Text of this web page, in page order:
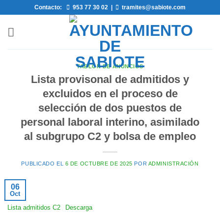
contenido
Contacto: 953 77 30 02 | tramites@sabiote.com
TABLÓN DE ANUNCIOS
Lista provisonal de admitidos y
excluidos en el proceso de
selección de dos puestos de
personal laboral interino, asimilado
al subgrupo C2 y bolsa de empleo
PUBLICADO EL 6 DE OCTUBRE DE 2025 POR ADMINISTRACIÓN
06
Oct
Lista admitidos C2
Descarga